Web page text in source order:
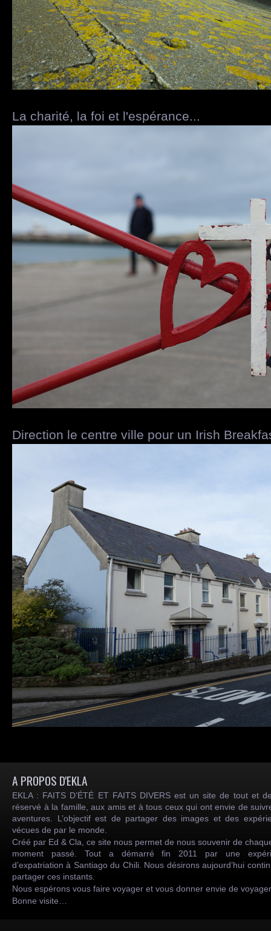
La charité, la foi et l'espérance...
Direction le centre ville pour un Irish
A PROPOS D'EKLA
EKLA : FAITS D’ÉTÉ ET FAITS DIVERS est un site de tout et
réservé à la famille, aux amis et à tous ceux qui ont envie de
aventures. L’objectif est de partager des images et des
vécues de par le monde.
Créé par Ed & Cla, ce site nous permet de nous souvenir de
moment passé. Tout a démarré fin 2011 par une
d’expatriation à Santiago du Chili. Nous désirons aujourd’hui
partager ces instants.
Nous espérons vous faire voyager et vous donner envie de
Bonne visite…